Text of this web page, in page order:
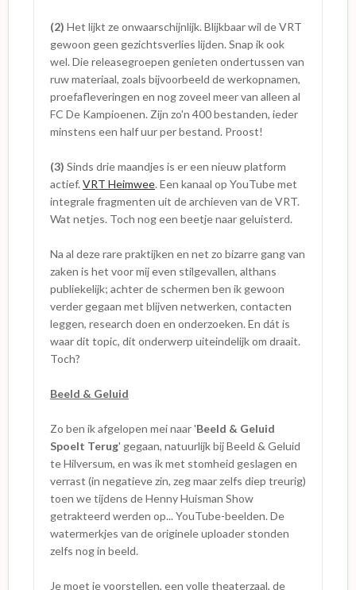
beveiliging van de archiefdatabank kan
controleren. Voor het online aanbieden van
VRT programma’s moet ik u verwijzen naar
onze klantendienst of de
aanbodverantwoordelijke van Studio 100(3)
Bedankt voor uw mail
Met vriendelijke groeten,
L. De. L.
Archiefexploitatie
VRT Archief
(2) Het lijkt ze onwaarschijnlijk. Blijkbaar wil de VRT
gewoon geen gezichtsverlies lijden. Snap ik ook
wel. Die releasegroepen genieten ondertussen van
ruw materiaal, zoals bijvoorbeeld de werkopnamen,
proefafleveringen en nog zoveel meer van alleen al
FC De Kampioenen. Zijn zo'n 400 bestanden, ieder
minstens een half uur per bestand. Proost!
(3) Sinds drie maandjes is er een nieuw platform
actief. VRT Heimwee. Een kanaal op YouTube met
integrale fragmenten uit de archieven van de VRT.
Wat netjes. Toch nog een beetje naar geluisterd.
Na al deze rare praktijken en net zo bizarre gang van
zaken is het voor mij even stilgevallen, althans
publiekelijk; achter de schermen ben ik gewoon
verder gegaan met blijven netwerken, contacten
leggen, research doen en onderzoeken. En dát is
waar dit topic, dit onderwerp uiteindelijk om draait.
Toch?
Beeld & Geluid
Zo ben ik afgelopen mei naar 'Beeld & Geluid
Spoelt Terug' gegaan, natuurlijk bij Beeld & Geluid
te Hilversum, en was ik met stomheid geslagen en
verrast (in negatieve zin, zeg maar zelfs diep treurig)
toen we tijdens de Henny Huisman Show
getrakteerd werden op... YouTube-beelden. De
watermerkjes van de originele uploader stonden
zelfs nog in beeld.
Je moet je voorstellen, een volle theaterzaal, de